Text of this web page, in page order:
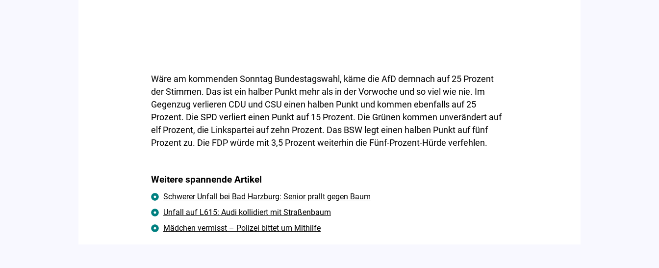
Wäre am kommenden Sonntag Bundestagswahl, käme die AfD demnach auf 25 Prozent
der Stimmen. Das ist ein halber Punkt mehr als in der Vorwoche und so viel wie nie. Im
Gegenzug verlieren CDU und CSU einen halben Punkt und kommen ebenfalls auf 25
Prozent. Die SPD verliert einen Punkt auf 15 Prozent. Die Grünen kommen unverändert auf
elf Prozent, die Linkspartei auf zehn Prozent. Das BSW legt einen halben Punkt auf fünf
Prozent zu. Die FDP würde mit 3,5 Prozent weiterhin die Fünf-Prozent-Hürde verfehlen.
Weitere spannende Artikel
Schwerer Unfall bei Bad Harzburg: Senior prallt gegen Baum
Unfall auf L615: Audi kollidiert mit Straßenbaum
Mädchen vermisst – Polizei bittet um Mithilfe